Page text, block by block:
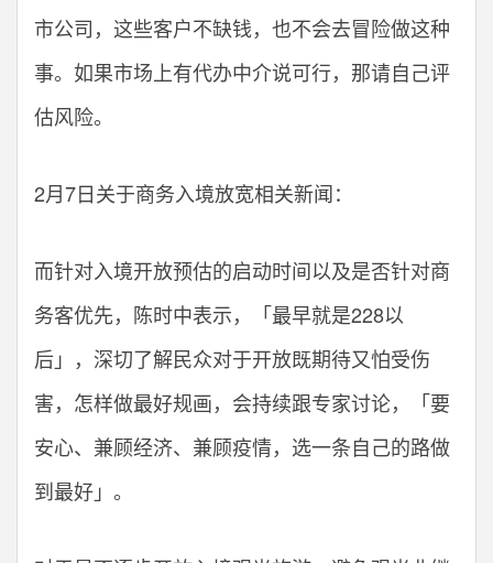
市公司，这些客户不缺钱，也不会去冒险做这种
事。如果市场上有代办中介说可行，那请自己评
估风险。
2月7日关于商务入境放宽相关新闻：
而针对入境开放预估的启动时间以及是否针对商
务客优先，陈时中表示，「最早就是228以
后」，深切了解民众对于开放既期待又怕受伤
害，怎样做最好规画，会持续跟专家讨论，「要
安心、兼顾经济、兼顾疫情，选一条自己的路做
到最好」。